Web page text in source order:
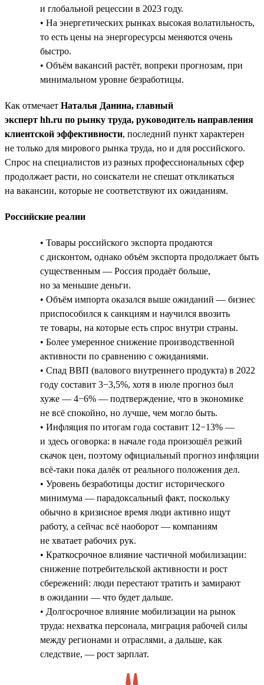
и глобальной рецессии в 2023 году.
• На энергетических рынках высокая волатильность,
то есть цены на энергоресурсы меняются очень
быстро.
• Объём вакансий растёт, вопреки прогнозам, при
минимальном уровне безработицы.
Как отмечает Наталья Данина, главный
эксперт hh.ru по рынку труда, руководитель направления
клиентской эффективности, последний пункт характерен
не только для мирового рынка труда, но и для российского.
Спрос на специалистов из разных профессиональных сфер
продолжает расти, но соискатели не спешат откликаться
на вакансии, которые не соответствуют их ожиданиям.
Российские реалии
• Товары российского экспорта продаются
с дисконтом, однако объём экспорта продолжает быть
существенным — Россия продаёт больше,
но за меньшие деньги.
• Объём импорта оказался выше ожиданий — бизнес
приспособился к санкциям и научился ввозить
те товары, на которые есть спрос внутри страны.
• Более умеренное снижение производственной
активности по сравнению с ожиданиями.
• Спад ВВП (валового внутреннего продукта) в 2022
году составит 3−3,5%, хотя в июле прогноз был
хуже — 4−6% — подтверждение, что в экономике
не всё спокойно, но лучше, чем могло быть.
• Инфляция по итогам года составит 12−13% —
и здесь оговорка: в начале года произошёл резкий
скачок цен, поэтому официальный прогноз инфляции
всё-таки пока далёк от реального положения дел.
• Уровень безработицы достиг исторического
минимума — парадоксальный факт, поскольку
обычно в кризисное время люди активно ищут
работу, а сейчас всё наоборот — компаниям
не хватает рабочих рук.
• Краткосрочное влияние частичной мобилизации:
снижение потребительской активности и рост
сбережений: люди перестают тратить и замирают
в ожидании — что будет дальше.
• Долгосрочное влияние мобилизации на рынок
труда: нехватка персонала, миграция рабочей силы
между регионами и отраслями, а дальше, как
следствие, — рост зарплат.